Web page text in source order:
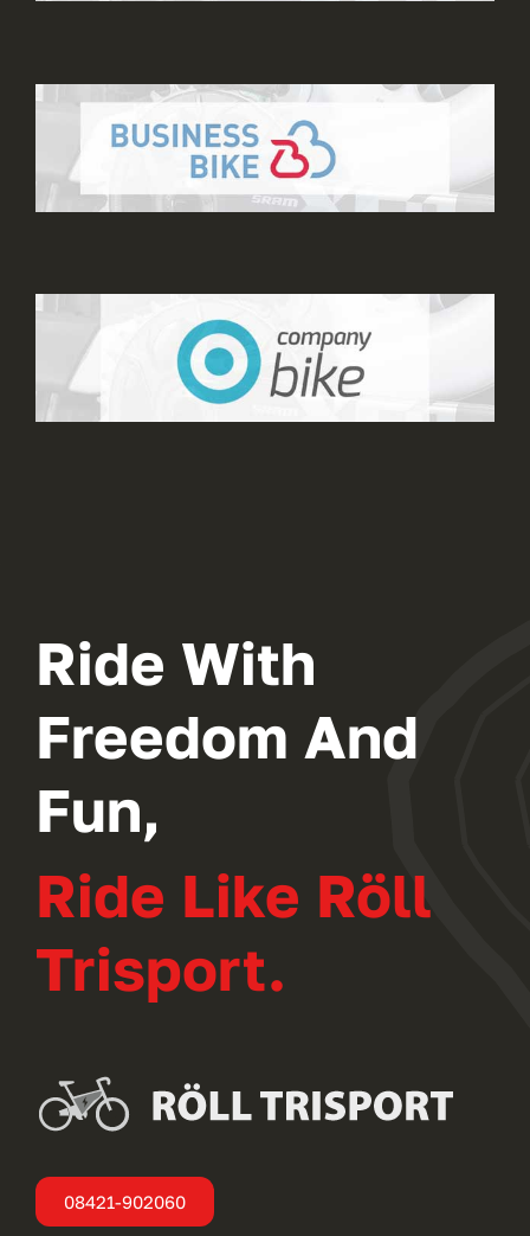
Ride With
Freedom And
Fun,
Ride Like Röll
Trisport.
08421-902060